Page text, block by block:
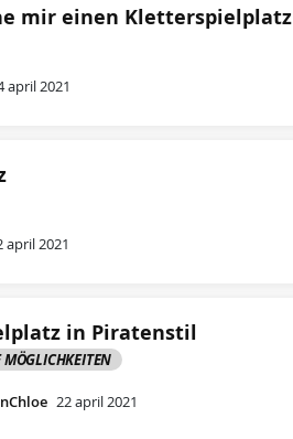
mir einen Kletterspielplatz
april 2021
april 2021
in Piratenstil
MÖGLICHKEITEN
22 april 2021